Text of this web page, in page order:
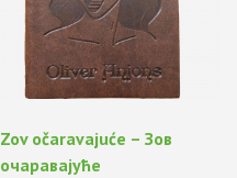
Zov očaravajuće – Зов
очаравајуће